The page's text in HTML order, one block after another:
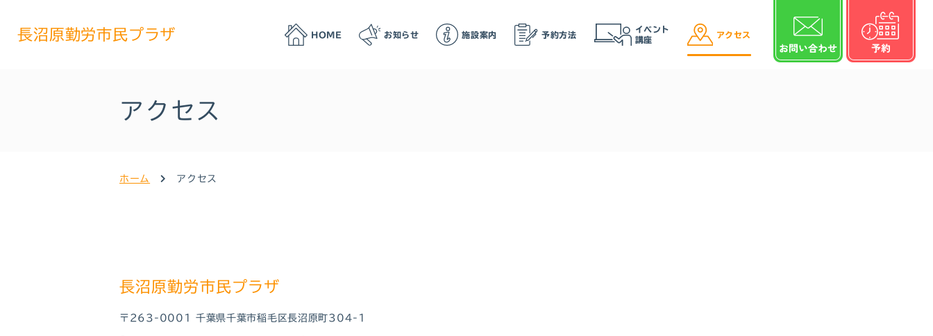
長沼原勤労市民プラザ HOME お知らせ 施設案内 予約方法
イベント
講座
アクセス
アクセス
ホーム アクセス
長沼原勤労市民プラザ
〒263-0001 千葉県千葉市稲毛区長沼原町304-1